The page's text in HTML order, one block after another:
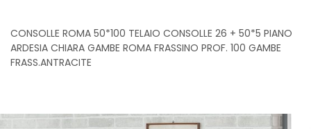
CONSOLLE ROMA 50*100 TELAIO CONSOLLE 26 + 50*5 PIANO
ARDESIA CHIARA GAMBE ROMA FRASSINO PROF. 100 GAMBE
FRASS.ANTRACITE